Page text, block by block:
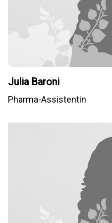
Julia Baroni
Pharma-Assistentin